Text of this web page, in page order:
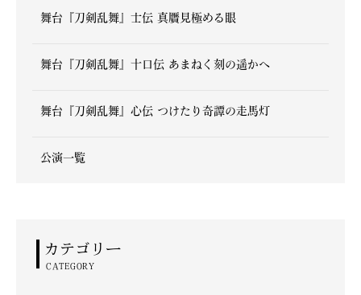
舞台『刀剣乱舞』士伝 真贋見極める眼
舞台『刀剣乱舞』十口伝 あまねく刻の遥かへ
舞台『刀剣乱舞』心伝 つけたり奇譚の走馬灯
公演一覧
カテゴリー
CATEGORY